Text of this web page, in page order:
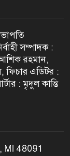
সম্পাদক :
রহমান,
ফিচার এডিটর :
: মৃদুল কান্তি
MI 48091